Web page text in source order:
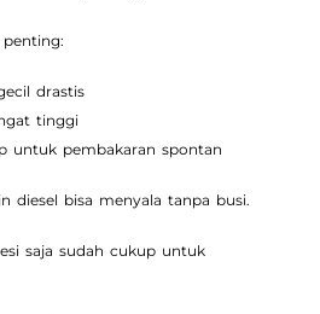
drastis
tinggi
untuk pembakaran spontan
diesel bisa menyala tanpa busi.
saja sudah cukup untuk